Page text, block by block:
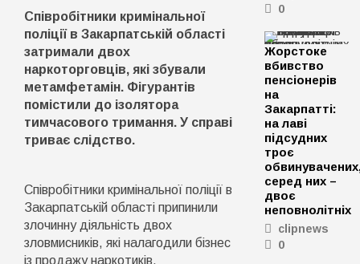
затримали
двох
збували
метамфетамін
Співробітники кримінальної
поліції в Закарпатській області
затримали двох
наркоторговців, які збували
метамфетамін. Фігурантів
помістили до ізолятора
тимчасового тримання. У справі
триває слідство.
Співробітники кримінальної поліції в
Закарпатській області припинили
злочинну діяльність двох
зловмисників, які налагодили бізнес
із продажу наркотиків.
0
Жорстоке
вбивство
пенсіонерів
на
Закарпатті:
на лаві
підсудних
троє
серед них –
двоє
неповнолітніх
clipnews
0